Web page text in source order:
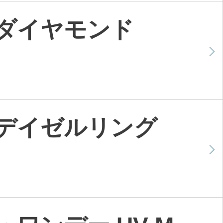
イヤモンド
イゼルリング